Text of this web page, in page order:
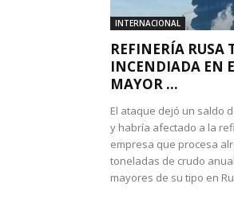
INTERNACIONAL
REFINERÍA RUSA
INCENDIADA EN
MAYOR ...
El ataque dejó un saldo
y habría afectado a la
empresa que procesa
toneladas de crudo
mayores de su tipo en